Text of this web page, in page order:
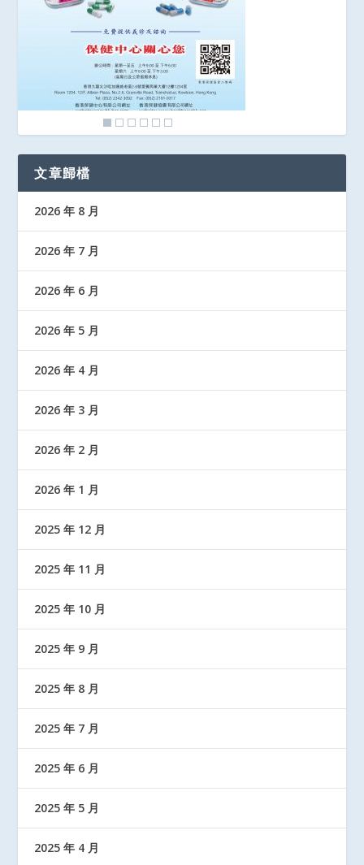
文章歸檔
2026 年 8 月
2026 年 7 月
2026 年 6 月
2026 年 5 月
2026 年 4 月
2026 年 3 月
2026 年 2 月
2026 年 1 月
2025 年 12 月
2025 年 11 月
2025 年 10 月
2025 年 9 月
2025 年 8 月
2025 年 7 月
2025 年 6 月
2025 年 5 月
2025 年 4 月